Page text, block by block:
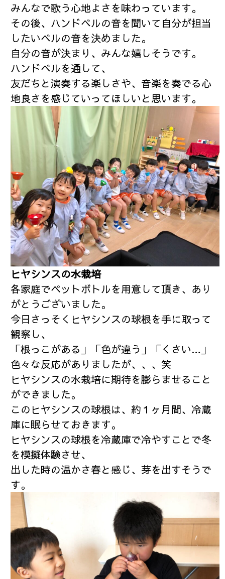
みんなで歌う心地よさを味わっています。
その後、ハンドベルの音を聞いて自分が担当
したいベルの音を決めました。
自分の音が決まり、みんな嬉しそうです。
ハンドベルを通して、
友だちと演奏する楽しさや、音楽を奏でる心
地良さを感じていってほしいと思います。
ヒヤシンスの水栽培
各家庭でペットボトルを用意して頂き、あり
がとうございました。
今日さっそくヒヤシンスの球根を手に取って
観察し、
「根っこがある」「色が違う」「くさい…」
色々な反応がありましたが、、、笑
ヒヤシンスの水栽培に期待を膨らませること
ができました。
このヒヤシンスの球根は、約１ヶ月間、冷蔵
庫に眠らせておきます。
ヒヤシンスの球根を冷蔵庫で冷やすことで冬
を模擬体験させ、
出した時の温かさ春と感じ、芽を出すそうで
す。